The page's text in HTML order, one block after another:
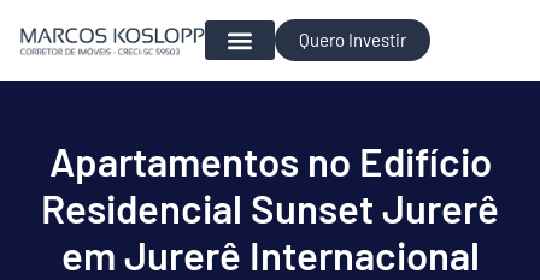
Quero Investir
Apartamentos no Edifício
Residencial Sunset Jurerê
em Jurerê Internacional